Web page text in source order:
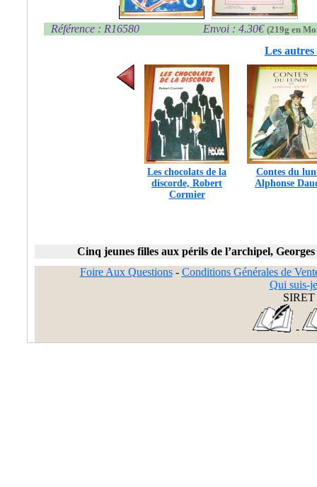
Référence : R16580 Envoi : 4.30€ (219g en
Les autres
Les chocolats de la
discorde, Robert
Cormier
Contes du
Alphonse
Cinq jeunes filles aux périls de l’archipel,
Foire Aux Questions- Conditions Générales de
Qui suis-
SIRET
-